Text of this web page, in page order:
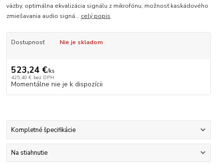
väzby, optimálna ekvalizácia signálu z mikrofónu, možnosť kaskádového
zmiešavania audio signá... celý popis
Dostupnosť Nie je skladom
523,24 €/ks
425,40 € bez DPH
Momentálne nie je k dispozícii
Kompletné špecifikácie
Na stiahnutie